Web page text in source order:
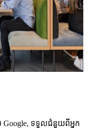
ទទួលជំនួយពីអ្នក